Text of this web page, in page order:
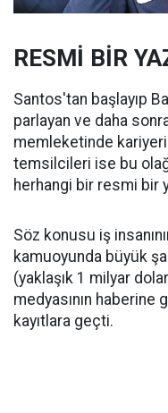
RESMİ BİR
Santos'tan başlayıp
parlayan ve daha
memleketinde
temsilcileri ise bu
herhangi bir resmi bir
Söz konusu iş
kamuoyunda büyük
(yaklaşık 1 milyar
medyasının haberine
kayıtlara geçti.